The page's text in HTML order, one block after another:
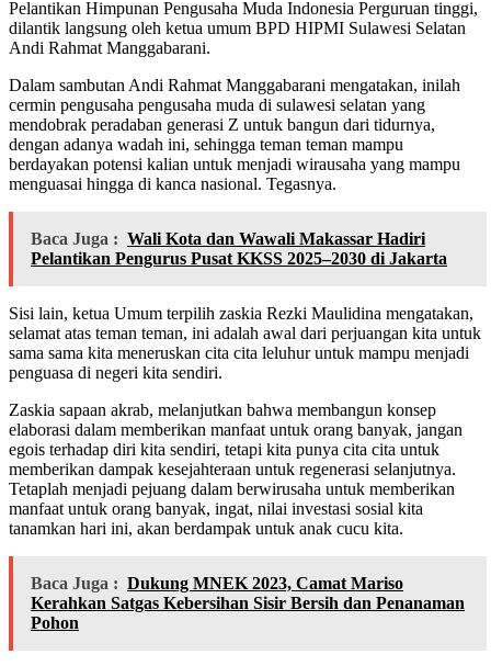
Pelantikan Himpunan Pengusaha Muda Indonesia Perguruan tinggi,
dilantik langsung oleh ketua umum BPD HIPMI Sulawesi Selatan
Andi Rahmat Manggabarani.
Dalam sambutan Andi Rahmat Manggabarani mengatakan, inilah
cermin pengusaha pengusaha muda di sulawesi selatan yang
mendobrak peradaban generasi Z untuk bangun dari tidurnya,
dengan adanya wadah ini, sehingga teman teman mampu
berdayakan potensi kalian untuk menjadi wirausaha yang mampu
menguasai hingga di kanca nasional. Tegasnya.
Baca Juga : Wali Kota dan Wawali Makassar Hadiri
Pelantikan Pengurus Pusat KKSS 2025–2030 di Jakarta
Sisi lain, ketua Umum terpilih zaskia Rezki Maulidina mengatakan,
selamat atas teman teman, ini adalah awal dari perjuangan kita untuk
sama sama kita meneruskan cita cita leluhur untuk mampu menjadi
penguasa di negeri kita sendiri.
Zaskia sapaan akrab, melanjutkan bahwa membangun konsep
elaborasi dalam memberikan manfaat untuk orang banyak, jangan
egois terhadap diri kita sendiri, tetapi kita punya cita cita untuk
memberikan dampak kesejahteraan untuk regenerasi selanjutnya.
Tetaplah menjadi pejuang dalam berwirusaha untuk memberikan
manfaat untuk orang banyak, ingat, nilai investasi sosial kita
tanamkan hari ini, akan berdampak untuk anak cucu kita.
Baca Juga : Dukung MNEK 2023, Camat Mariso
Kerahkan Satgas Kebersihan Sisir Bersih dan Penanaman
Pohon